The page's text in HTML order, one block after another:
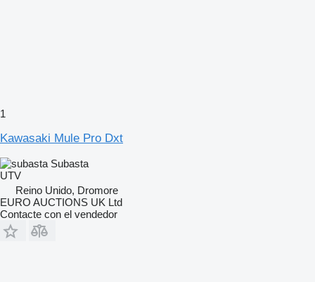
1
Kawasaki Mule Pro Dxt
Subasta
UTV
Reino Unido, Dromore
EURO AUCTIONS UK Ltd
Contacte con el vendedor